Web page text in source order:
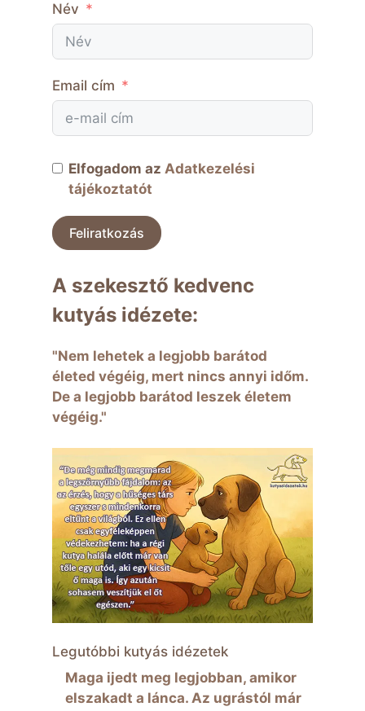
Név
Email cím
Elfogadom az Adatkezelési
tájékoztatót
Feliratkozás
A szekesztő kedvenc
kutyás idézete:
"Nem lehetek a legjobb barátod
életed végéig, mert nincs annyi időm.
De a legjobb barátod leszek életem
végéig."
Legutóbbi kutyás idézetek
Maga ijedt meg legjobban, amikor
elszakadt a lánca. Az ugrástól már